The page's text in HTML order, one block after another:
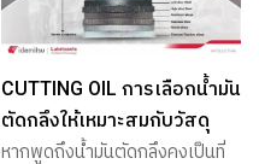
CUTTING OIL การเลือกน้ำมัน
ตัดกลึงให้เหมาะสมกับวัสดุ
หากพูดถึงน้ำมันตัดกลึงคงเป็นที่